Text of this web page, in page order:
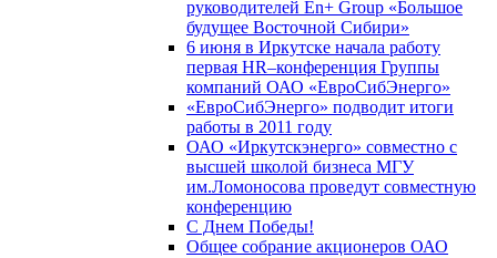
руководителей En+ Group «Большое
будущее Восточной Сибири»
6 июня в Иркутске начала работу
первая HR–конференция Группы
компаний ОАО «ЕвроСибЭнерго»
«ЕвроСибЭнерго» подводит итоги
работы в 2011 году
ОАО «Иркутскэнерго» совместно с
высшей школой бизнеса МГУ
им.Ломоносова проведут совместную
конференцию
С Днем Победы!
Общее собрание акционеров ОАО